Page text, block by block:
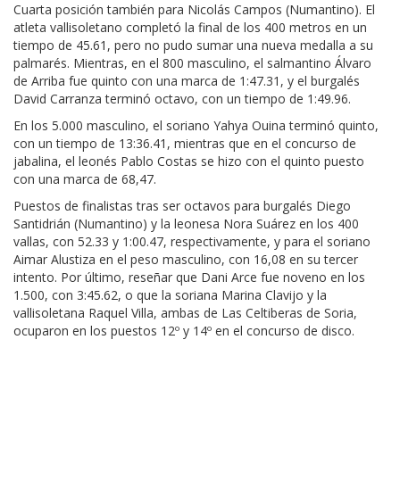
Cuarta posición también para Nicolás Campos (Numantino). El
atleta vallisoletano completó la final de los 400 metros en un
tiempo de 45.61, pero no pudo sumar una nueva medalla a su
palmarés. Mientras, en el 800 masculino, el salmantino Álvaro
de Arriba fue quinto con una marca de 1:47.31, y el burgalés
David Carranza terminó octavo, con un tiempo de 1:49.96.
En los 5.000 masculino, el soriano Yahya Ouina terminó quinto,
con un tiempo de 13:36.41, mientras que en el concurso de
jabalina, el leonés Pablo Costas se hizo con el quinto puesto
con una marca de 68,47.
Puestos de finalistas tras ser octavos para burgalés Diego
Santidrián (Numantino) y la leonesa Nora Suárez en los 400
vallas, con 52.33 y 1:00.47, respectivamente, y para el soriano
Aimar Alustiza en el peso masculino, con 16,08 en su tercer
intento. Por último, reseñar que Dani Arce fue noveno en los
1.500, con 3:45.62, o que la soriana Marina Clavijo y la
vallisoletana Raquel Villa, ambas de Las Celtiberas de Soria,
ocuparon en los puestos 12º y 14º en el concurso de disco.